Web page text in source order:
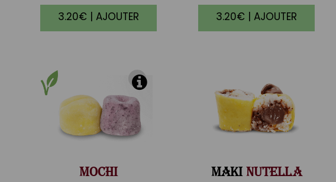
3.20€ | AJOUTER 3.20€ | AJOUTER
MOCHI MAKINUTELLA